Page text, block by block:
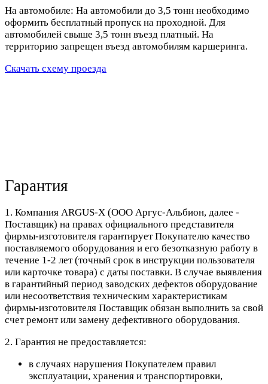
На автомобиле: На автомобили до 3,5 тонн необходимо
оформить бесплатный пропуск на проходной. Для
автомобилей свыше 3,5 тонн въезд платный. На
территорию запрещен въезд автомобилям каршеринга.
Скачать схему проезда
Гарантия
1. Компания ARGUS-X (ООО Аргус-Альбион, далее -
Поставщик) на правах официального представителя
фирмы-изготовителя гарантирует Покупателю качество
поставляемого оборудования и его безотказную работу в
течение 1-2 лет (точный срок в инструкции пользователя
или карточке товара) с даты поставки. В случае выявления
в гарантийный период заводских дефектов оборудование
или несоответствия техническим характеристикам
фирмы-изготовителя Поставщик обязан выполнить за свой
счет ремонт или замену дефективного оборудования.
2. Гарантия не предоставляется:
в случаях нарушения Покупателем правил
эксплуатации, хранения и транспортировки,